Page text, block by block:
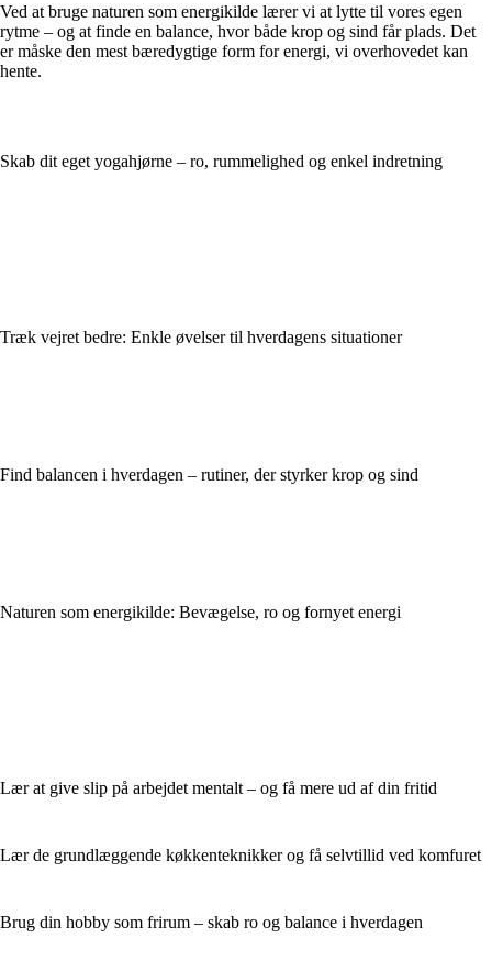
Ved at bruge naturen som energikilde lærer vi at lytte til vores egen
rytme – og at finde en balance, hvor både krop og sind får plads. Det
er måske den mest bæredygtige form for energi, vi overhovedet kan
hente.
Skab dit eget yogahjørne – ro, rummelighed og enkel indretning
Træk vejret bedre: Enkle øvelser til hverdagens situationer
Find balancen i hverdagen – rutiner, der styrker krop og sind
Naturen som energikilde: Bevægelse, ro og fornyet energi
Lær at give slip på arbejdet mentalt – og få mere ud af din fritid
Lær de grundlæggende køkkenteknikker og få selvtillid ved komfuret
Brug din hobby som frirum – skab ro og balance i hverdagen